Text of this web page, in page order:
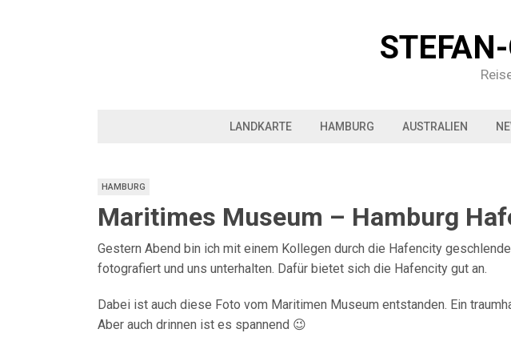
LANDKARTE HAMBURG AUSTRALIEN
HAMBURG
Maritimes Museum – Hamburg
Gestern Abend bin ich mit einem Kollegen durch die Hafencity
fotografiert und uns unterhalten. Dafür bietet sich die Hafencity gut an.
Dabei ist auch diese Foto vom Maritimen Museum entstanden. Ein
Aber auch drinnen ist es spannend 😉